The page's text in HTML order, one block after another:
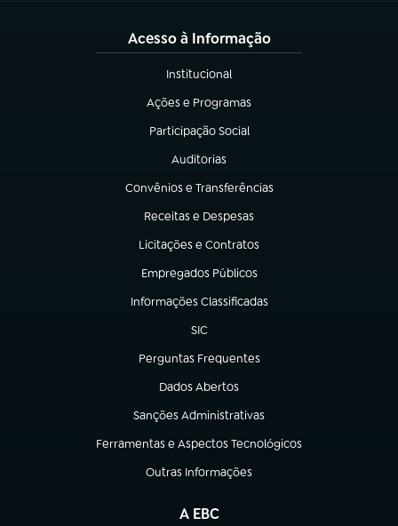
Acesso à Informação
Institucional
(abre em nova aba)
Ações e Programas
(abre em nova aba)
Participação Social
(abre em nova aba)
Auditorias
(abre em nova aba)
Convênios e Transferências
(abre em nova aba)
Receitas e Despesas
(abre em nova aba)
Licitações e Contratos
(abre em nova aba)
Empregados Públicos
(abre em nova aba)
Informações Classificadas
(abre em nova aba)
SIC
(abre em nova aba)
Perguntas Frequentes
(abre em nova aba)
Dados Abertos
(abre em nova aba)
Sanções Administrativas
(abre em nova aba)
Ferramentas e Aspectos Tecnológicos
(abre em nova aba)
Outras Informações
(abre em nova aba)
A EBC